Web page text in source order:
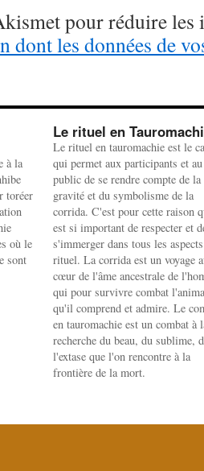
pour réduire les
dont les données de
à la
toréer
où le
sont
Le rituel en
Le rituel en tauromachie est le
qui permet aux participants et au
public de se rendre compte de la
gravité et du symbolisme de la
corrida. C'est pour cette raison
est si important de respecter et
s'immerger dans tous les
rituel. La corrida est un voyage
cœur de l'âme ancestrale de
qui pour survivre combat
qu'il comprend et admire. Le
en tauromachie est un combat à
recherche du beau, du sublime,
l'extase que l'on rencontre à la
frontière de la mort.